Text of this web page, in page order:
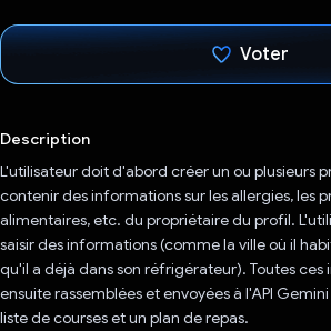
Voter
Description
L'utilisateur doit d'abord créer un ou plusieurs
contenir des informations sur les allergies, les
alimentaires, etc. du propriétaire du profil.
saisir des informations (comme la ville où il
qu'il a déjà dans son réfrigérateur). Toutes
ensuite rassemblées et envoyées à l'API
liste de courses et un plan de repas.